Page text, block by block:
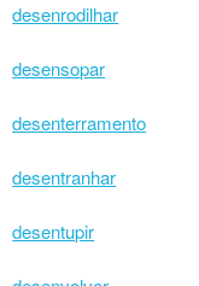
desenrodilhar
desensopar
desenterramento
desentranhar
desentupir